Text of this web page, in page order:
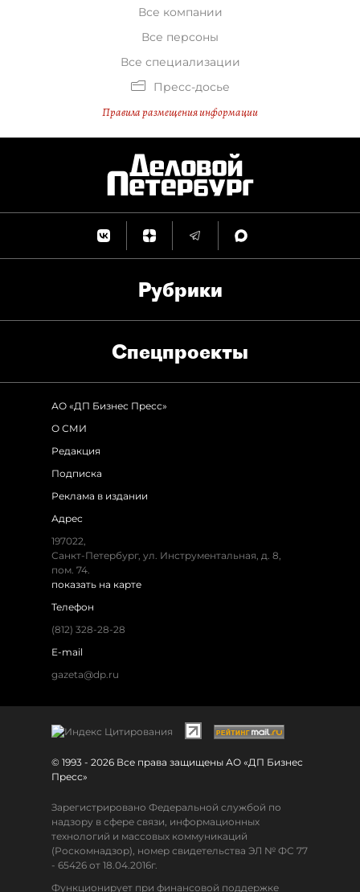
Все компании
Все персоны
Все специализации
Пресс-досье
Правила размещения информации
Рубрики
Спец­проекты
АО «ДП Бизнес Пресс»
О СМИ
Редакция
Подписка
Реклама в издании
Адрес
197022,
Санкт-Петербург, ул. Инструментальная, д. 8,
пом. 74.
показать на карте
Телефон
(812) 328-28-28
E-mail
gazeta@dp.ru
© 1993 - 2026 Все права защищены АО «ДП Бизнес
Пресс»
Зарегистрировано Федеральной службой по
надзору в сфере связи, информационных
технологий и массовых коммуникаций
(Роскомнадзор), номер свидетельства ЭЛ № ФС 77
- 65426 от 18.04.2016г.
Функционирует при финансовой поддержке